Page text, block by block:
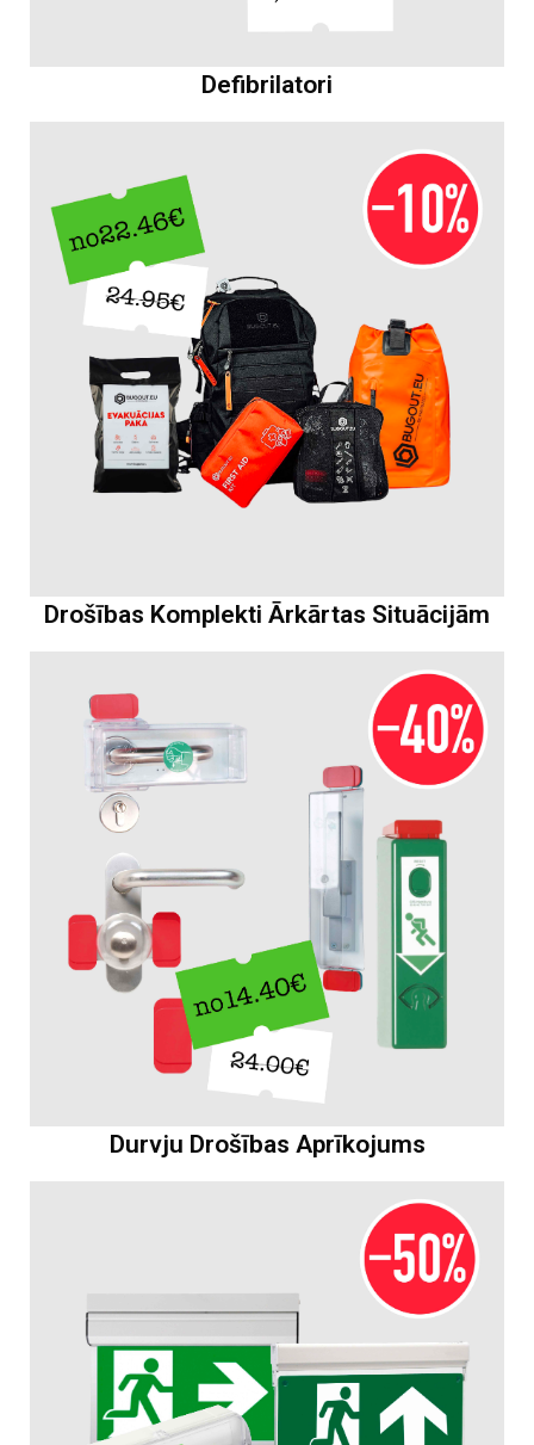
Defibrilatori
Drošības Komplekti Ārkārtas Situācijām
Durvju Drošības Aprīkojums